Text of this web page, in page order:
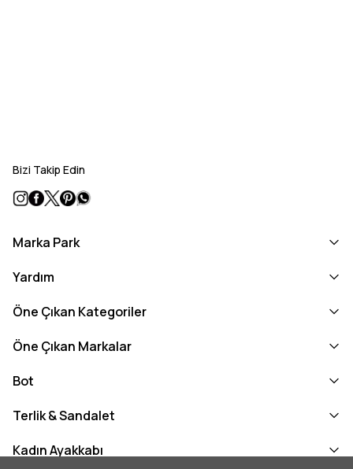
Bizi Takip Edin
Marka Park
Yardım
Öne Çıkan Kategoriler
Öne Çıkan Markalar
Bot
Terlik & Sandalet
Kadın Ayakkabı